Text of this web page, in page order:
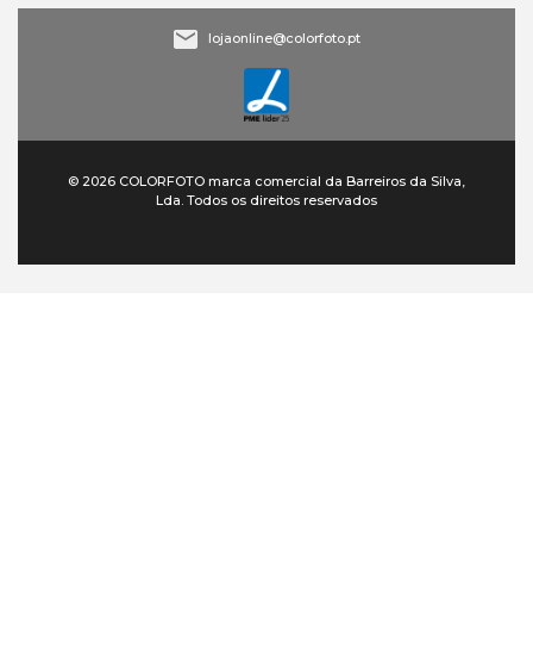
lojaonline@colorfoto.pt
© 2026 COLORFOTO marca comercial da Barreiros da Silva,
Lda. Todos os direitos reservados